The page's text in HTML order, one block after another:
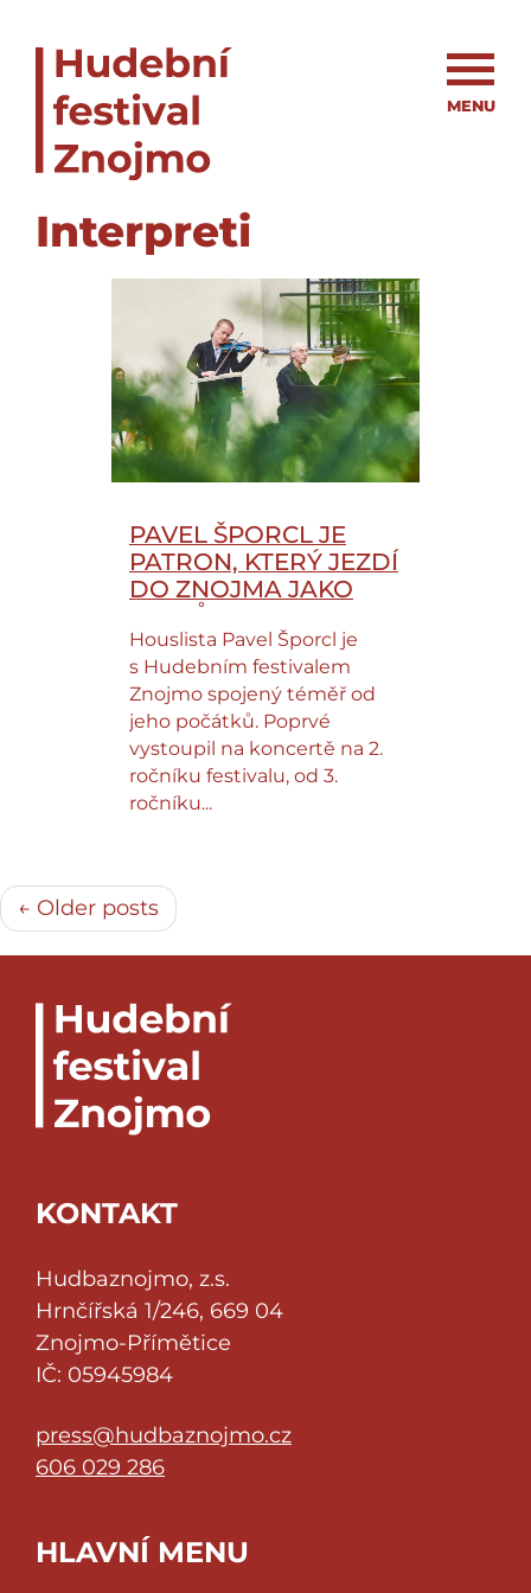
MENU
Interpreti
PAVEL ŠPORCL JE
PATRON, KTERÝ JEZDÍ
DO ZNOJMA JAKO
DOMŮ
Houslista Pavel Šporcl je
s Hudebním festivalem
Znojmo spojený téměř od
jeho počátků. Poprvé
vystoupil na koncertě na 2.
ročníku festivalu, od 3.
ročníku...
← Older posts
KONTAKT
Hudbaznojmo, z.s.
Hrnčířská 1/246, 669 04
Znojmo-Přímětice
IČ: 05945984
press@hudbaznojmo.cz
606 029 286
HLAVNÍ MENU